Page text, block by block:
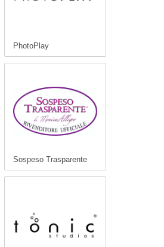
PhotoPlay
Sospeso Trasparente